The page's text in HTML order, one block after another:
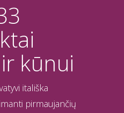
kūnui
itališka
pirmaujančių